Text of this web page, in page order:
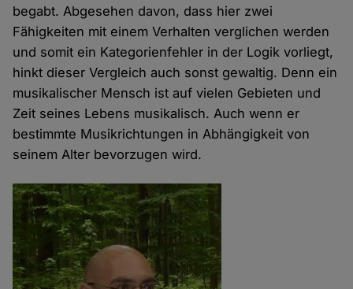
begabt. Abgesehen davon, dass hier zwei
Fähigkeiten mit einem Verhalten verglichen werden
und somit ein Kategorienfehler in der Logik vorliegt,
hinkt dieser Vergleich auch sonst gewaltig. Denn ein
musikalischer Mensch ist auf vielen Gebieten und
Zeit seines Lebens musikalisch. Auch wenn er
bestimmte Musikrichtungen in Abhängigkeit von
seinem Alter bevorzugen wird.